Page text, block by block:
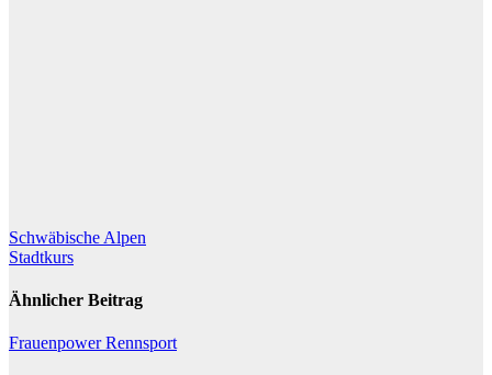
Beitragsnavigation
Schwäbische Alpen
Stadtkurs
Ähnlicher Beitrag
FrauenpowerRennsport